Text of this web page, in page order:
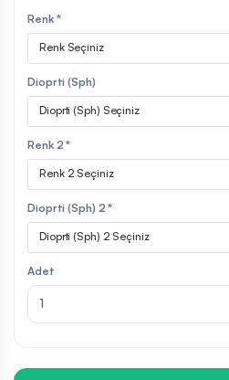
Renk *
Renk Seçiniz
Dioprti (Sph)
Dioprti (Sph) Seçiniz
Renk 2 *
Renk 2 Seçiniz
Dioprti (Sph) 2 *
Dioprti (Sph) 2 Seçiniz
Adet